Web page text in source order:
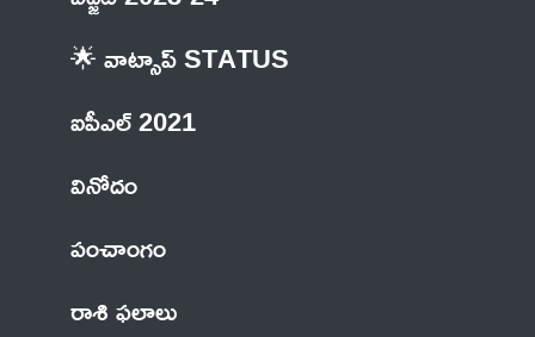
🌟 వాట్సాప్ STATUS
ఐపీఎల్ 2021
వినోదం
పంచాంగం
రాశి ఫలాలు